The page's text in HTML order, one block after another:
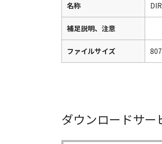
名称
補足説明、注意
ファイルサイズ
ダウンロードサー